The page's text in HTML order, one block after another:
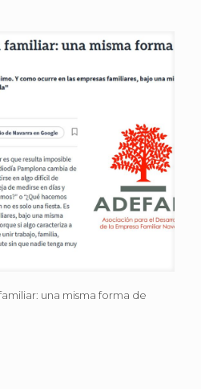
una misma forma de